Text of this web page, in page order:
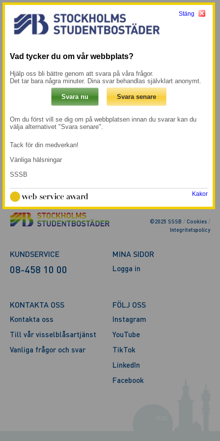
Mina sidor → Meny
Start / Fritermin
Fritermin
dokument 2023-10-02
· Senast uppdaterad 2023-10-02
©2025 SSSB / Cookies /
Integritetspolicy
KUNDSERVICE
08-458 10 00
MINA SIDOR
Logga in
KONTAKTA OSS
Kontakta oss
Till vår visselblåsartjänst
Vanliga frågor och svar
FÖLJ OSS
Instagram
YouTube
TikTok
LinkedIn
Facebook
Stäng
Vad tycker du om vår webbplats?
Hjälp oss bli bättre genom att svara på våra frågor.
Det tar bara några minuter. Dina svar behandlas självklart anonymt.
Om du först vill se dig om på webbplatsen innan du svarar kan du
välja alternativet "Svara senare".
Tack för din medverkan!
Vänliga hälsningar
SSSB
Kakor